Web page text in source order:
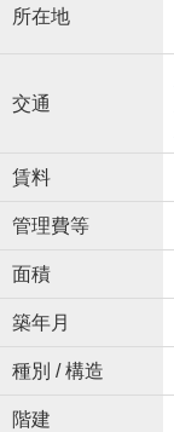
所在地
交通
賃料
管理費等
面積
築年月
種別 / 構造
階建